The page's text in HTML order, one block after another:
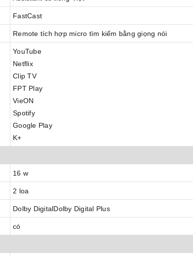
FastCast
Remote tích hợp micro tìm kiếm bằng giọng nói
YouTube
Netflix
Clip TV
FPT Play
VieON
Spotify
Google Play
K+
16 w
2 loa
Dolby DigitalDolby Digital Plus
có